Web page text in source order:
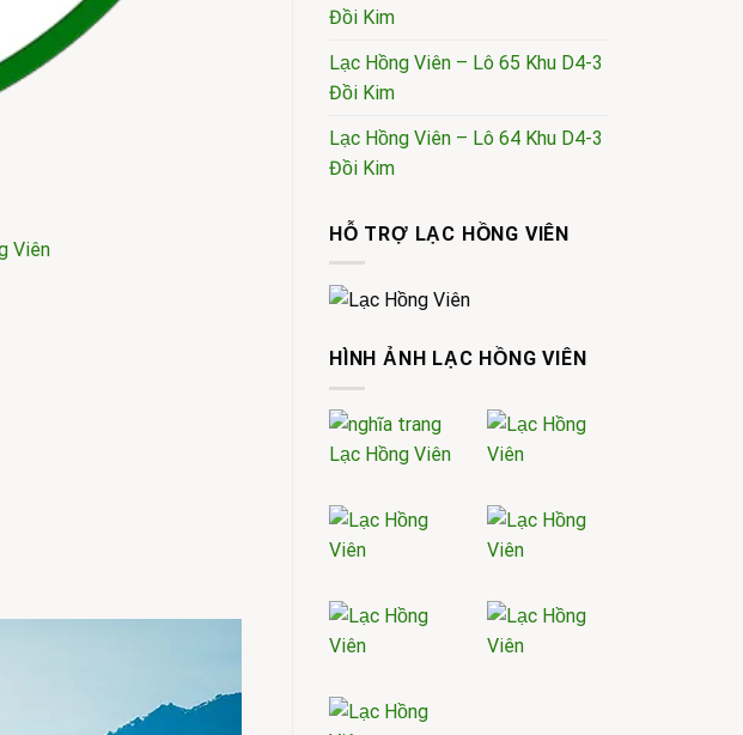
Viên
Đồi Kim
Lạc Hồng Viên – Lô 65 Khu D4-3
Đồi Kim
Lạc Hồng Viên – Lô 64 Khu D4-3
Đồi Kim
HỖ TRỢ LẠC HỒNG VIÊN
HÌNH ẢNH LẠC HỒNG VIÊN